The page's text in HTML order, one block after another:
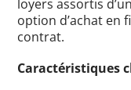
loyers assortis
option d’achat en
contrat.
Caractéristiques